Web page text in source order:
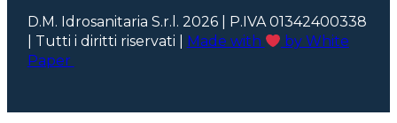
D.M. Idrosanitaria S.r.l. 2026 | P.IVA 01342400338
| Tutti i diritti riservati |
Made with
by White
Paper